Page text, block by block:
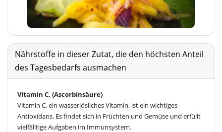
Nährstoffe in dieser Zutat, die den höchsten Anteil
des Tagesbedarfs ausmachen
Vitamin C, (Ascorbinsäure)
Vitamin C, ein wasserlösliches Vitamin, ist ein wichtiges
Antioxidans. Es findet sich in Früchten und Gemüse und erfüllt
vielfälltige Aufgaben im Immunsystem.